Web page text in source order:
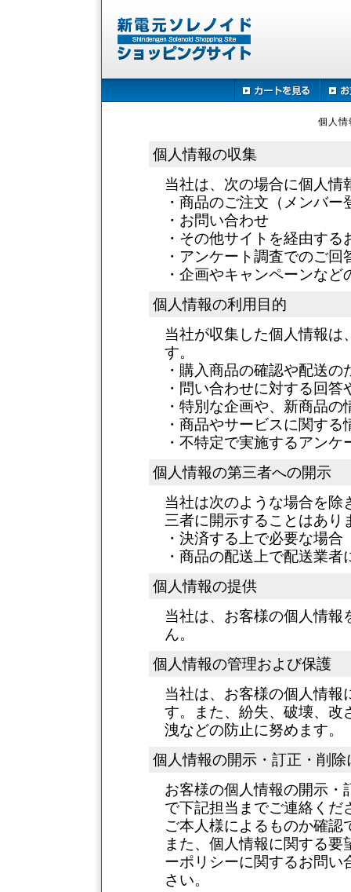
個人情
個人情報の収集
当社は、次の場合に個人情
・商品のご注文（メンバ
・お問い合わせ
・その他サイトを経由す
・アンケート調査でのご回
・企画やキャンペーンなど
個人情報の利用目的
当社が収集した個人情報は
す。
・購入商品の確認や配送の
・問い合わせに対する回
・特別な企画や、新商品
・商品やサービスに関す
・不特定で実施するアン
個人情報の第三者への開示
当社は次のような場合を除
三者に開示することはあり
・決済する上で必要な場合
・商品の配送上で配送業者
個人情報の提供
当社は、お客様の個人情報
ん。
個人情報の管理および保護
当社は、お客様の個人情報
す。また、紛失、破壊、改
洩などの防止に努めます。
個人情報の開示・訂正・削
お客様の個人情報の開示・
で下記担当までご連絡くだ
ご本人様によるものか確
また、個人情報に関する
ーポリシーに関するお問い
さい。